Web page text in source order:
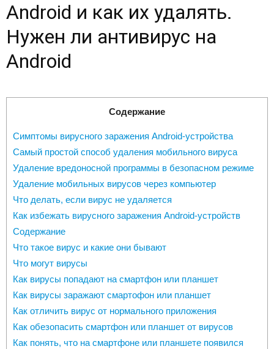
Android и как их удалять.
Нужен ли антивирус на
Android
Содержание
Симптомы вирусного заражения Android-устройства
Самый простой способ удаления мобильного вируса
Удаление вредоносной программы в безопасном режиме
Удаление мобильных вирусов через компьютер
Что делать, если вирус не удаляется
Как избежать вирусного заражения Android-устройств
Содержание
Что такое вирус и какие они бывают
Что могут вирусы
Как вирусы попадают на смартфон или планшет
Как вирусы заражают смартофон или планшет
Как отличить вирус от нормального приложения
Как обезопасить смартфон или планшет от вирусов
Как понять, что на смартфоне или планшете появился